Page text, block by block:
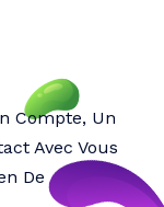
Compte, Un
Avec Vous
De